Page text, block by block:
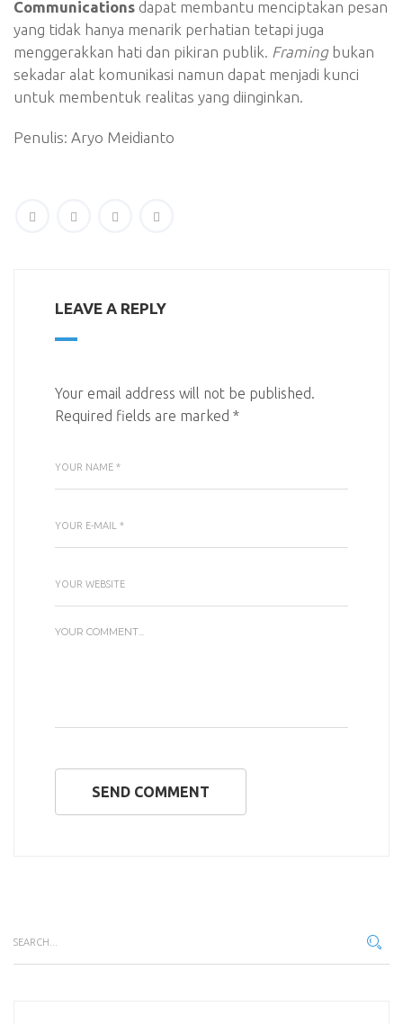
Communications dapat membantu menciptakan pesan
yang tidak hanya menarik perhatian tetapi juga
menggerakkan hati dan pikiran publik. Framing bukan
sekadar alat komunikasi namun dapat menjadi kunci
untuk membentuk realitas yang diinginkan.
Penulis: Aryo Meidianto
LEAVE A REPLY
Your email address will not be published.
Required fields are marked *
SEND COMMENT